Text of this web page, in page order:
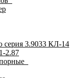
серия 3.9033 КЛ-14
2.87